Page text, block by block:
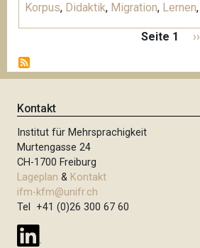
Korpus, Didaktik, Migration, Lernen,
i
t
n
n
u
m
m
e
r
i
e
Seite 1
N
c
››
Kontakt
Institut für Mehrsprachigkeit
Murtengasse 24
CH-1700 Freiburg
Lageplan & Kontakt
ifm-kfm@unifr.ch
Tel +41 (0)26 300 67 60